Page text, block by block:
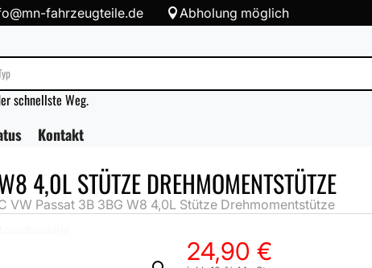
fahrzeugteile.de Abholung möglich
schnellste Weg.
Kontakt
4,0L STÜTZE DREHMOMENTSTÜTZE
VW Passat 3B 3BG W8 4,0L Stütze Drehmomentstütze
24,90 €